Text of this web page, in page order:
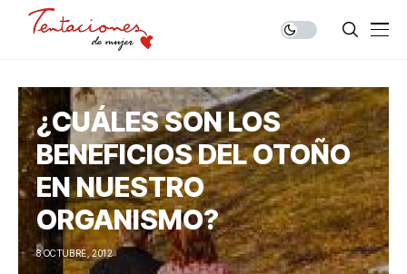
¿CUÁLES SON LOS
BENEFICIOS DEL OTOÑO
EN NUESTRO
ORGANISMO?
8 OCTUBRE, 2012